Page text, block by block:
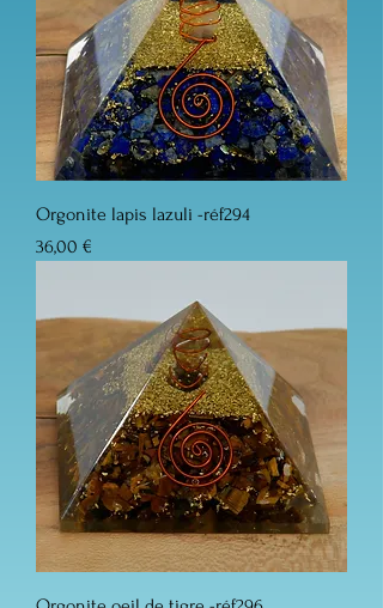
Orgonite lapis lazuli -réf294
Prix
36,00 €